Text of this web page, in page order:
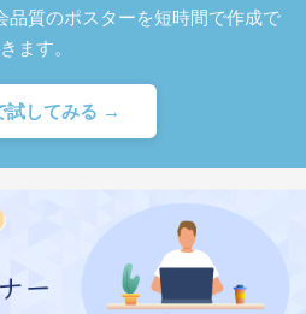
品質のポスターを短時間で作成で
きます。
試してみる →